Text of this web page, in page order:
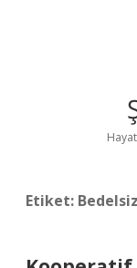
Etiket: